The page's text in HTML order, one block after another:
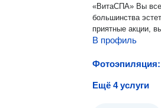
«ВитаСПА» Вы
большинства
приятные акции,
В профиль
Ещё 4 услуги